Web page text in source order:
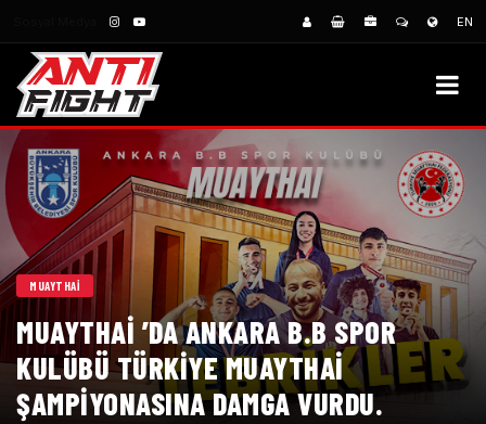
EN
MUAYTHAI
MUAYTHAI ’DA ANKARA B.B SPOR
KULÜBÜ TÜRKIYE MUAYTHAI
ŞAMPIYONASINA DAMGA VURDU.